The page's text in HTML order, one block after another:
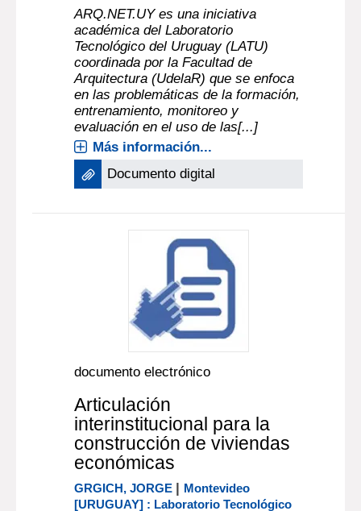
ARQ.NET.UY es una iniciativa
académica del Laboratorio
Tecnológico del Uruguay (LATU)
coordinada por la Facultad de
Arquitectura (UdelaR) que se enfoca
en las problemáticas de la formación,
entrenamiento, monitoreo y
evaluación en el uso de las[...]
Más información...
Documento digital
documento electrónico
Articulación
interinstitucional para la
construcción de viviendas
económicas
GRGICH, JORGE | Montevideo
[URUGUAY] : Laboratorio Tecnológico